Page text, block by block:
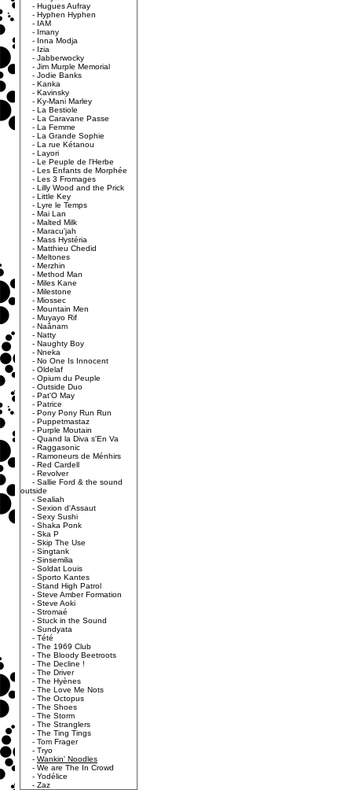
- Hugues Aufray
- Hyphen Hyphen
- IAM
- Imany
- Inna Modja
- Izia
- Jabberwocky
- Jim Murple Memorial
- Jodie Banks
- Kanka
- Kavinsky
- Ky-Mani Marley
- La Bestiole
- La Caravane Passe
- La Femme
- La Grande Sophie
- La rue Kétanou
- Layori
- Le Peuple de l'Herbe
- Les Enfants de Morphée
- Les 3 Fromages
- Lilly Wood and the Prick
- Little Key
- Lyre le Temps
- Mai Lan
- Malted Milk
- Maracu'jah
- Mass Hystéria
- Matthieu Chedid
- Meltones
- Merzhin
- Method Man
- Miles Kane
- Milestone
- Miossec
- Mountain Men
- Muyayo Rif
- Naânam
- Natty
- Naughty Boy
- Nneka
- No One Is Innocent
- Oldelaf
- Opium du Peuple
- Outside Duo
- Pat'O May
- Patrice
- Pony Pony Run Run
- Puppetmastaz
- Purple Moutain
- Quand la Diva s'En Va
- Raggasonic
- Ramoneurs de Ménhirs
- Red Cardell
- Revolver
- Sallie Ford & the sound
outside
- Sealiah
- Sexion d'Assaut
- Sexy Sushi
- Shaka Ponk
- Ska P
- Skip The Use
- Singtank
- Sinsemilia
- Soldat Louis
- Sporto Kantes
- Stand High Patrol
- Steve Amber Formation
- Steve Aoki
- Stromaé
- Stuck in the Sound
- Sundyata
- Tété
- The 1969 Club
- The Bloody Beetroots
- The Decline !
- The Driver
- The Hyènes
- The Love Me Nots
- The Octopus
- The Shoes
- The Storm
- The Stranglers
- The Ting Tings
- Tom Frager
- Tryo
- Wankin' Noodles
- We are The In Crowd
- Yodélice
- Zaz